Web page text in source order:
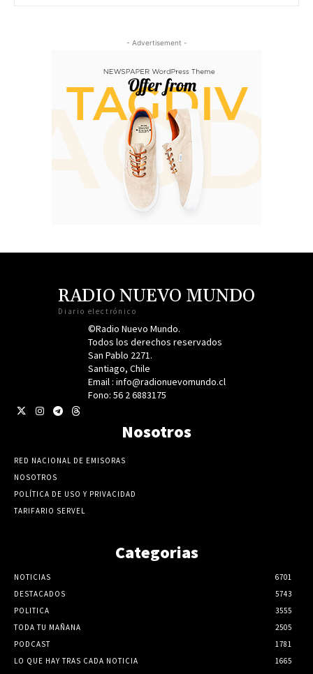
- Advertisement -
RADIO NUEVO MUNDO
Diario electrónico
©Radio Nuevo Mundo.
Todos los derechos reservados
San Pablo 2271.
Santiago, Chile
Email : info@radionuevomundo.cl
Fono: 56 2 6883175
Nosotros
RED NACIONAL DE EMISORAS
NOSOTROS
POLÍTICA DE USO Y PRIVACIDAD
TARIFARIO SERVEL
Categorias
NOTICIAS
6701
DESTACADOS
5743
POLITICA
3555
TODA TU MAÑANA
2505
PODCAST
1781
LO QUE HAY TRAS CADA NOTICIA
1665